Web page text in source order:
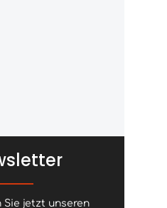
Sie jetzt unseren